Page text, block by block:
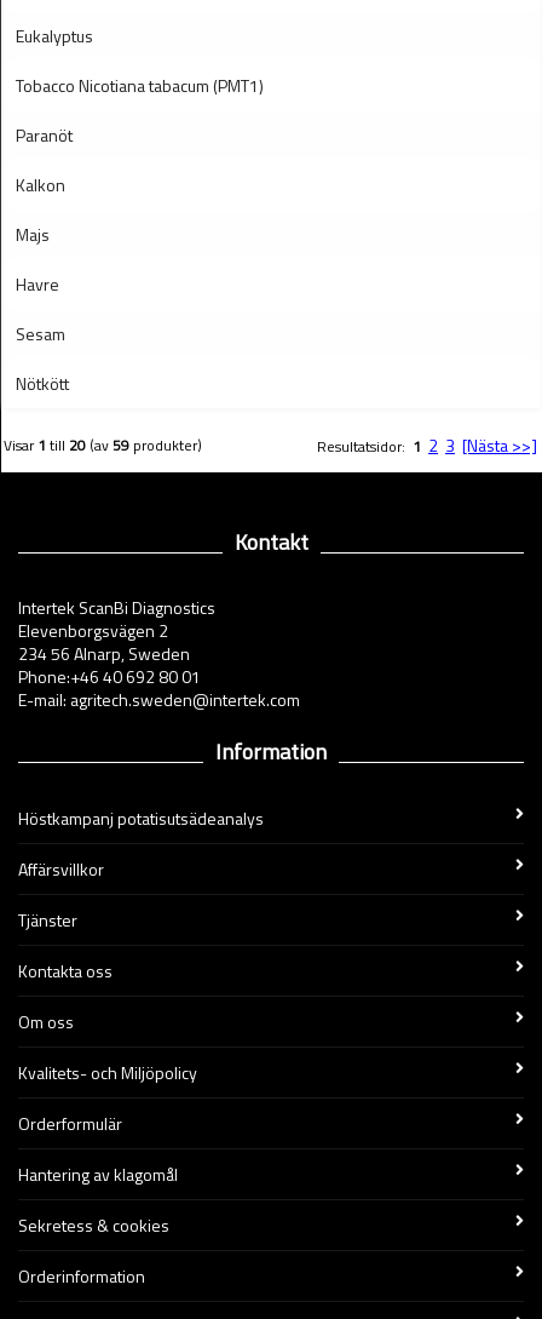
Eukalyptus
Tobacco Nicotiana tabacum (PMT1)
Paranöt
Kalkon
Majs
Havre
Sesam
Nötkött
Visar1 till 20 (av59 produkter) Resultatsidor: 1 2 3 [Nästa >>]
Kontakt
Intertek ScanBi Diagnostics
Elevenborgsvägen 2
234 56 Alnarp, Sweden
Phone:+46 40 692 80 01
E-mail: agritech.sweden@intertek.com
Information
Höstkampanj potatisutsädeanalys
Affärsvillkor
Tjänster
Kontakta oss
Om oss
Kvalitets- och Miljöpolicy
Orderformulär
Hantering av klagomål
Sekretess & cookies
Orderinformation